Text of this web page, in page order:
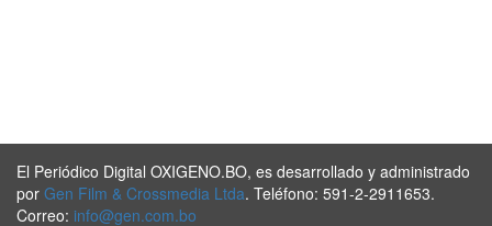
El Periódico Digital OXIGENO.BO, es desarrollado y administrado
por Gen Film & Crossmedia Ltda. Teléfono: 591-2-2911653.
Correo: info@gen.com.bo